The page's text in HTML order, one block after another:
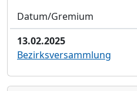
Datum/Gremium
13.02.2025
Bezirksversammlung